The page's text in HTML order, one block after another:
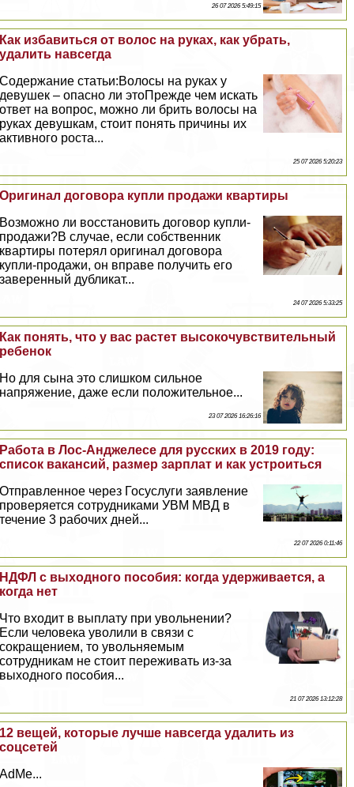
26 07 2026 5:49:15
Как избавиться от волос на руках, как убрать,
удалить навсегда
Содержание статьи:Волосы на руках у
дeвyшек – опасно ли этоПрежде чем искать
ответ на вопрос, можно ли брить волосы на
руках дeвyшкам, стоит понять причины их
активного роста...
25 07 2026 5:20:23
Оригинал договора купли продажи квартиры
Возможно ли восстановить договор купли-
продажи?В случае, если собственник
квартиры потерял оригинал договора
купли-продажи, он вправе получить его
заверенный дубликат...
24 07 2026 5:33:25
Как понять, что у вас растет высокочувствительный
ребенок
Но для сына это слишком сильное
напряжение, даже если положительное...
23 07 2026 16:26:16
Работа в Лос-Анджелесе для русских в 2019 году:
список вакансий, размер зарплат и как устроиться
Отправленное через Госуслуги заявление
проверяется сотрудниками УВМ МВД в
течение 3 рабочих дней...
22 07 2026 0:11:46
НДФЛ с выходного пособия: когда удерживается, а
когда нет
Что входит в выплату при увольнении?
Если человека уволили в связи с
сокращением, то увольняемым
сотрудникам не стоит переживать из-за
выходного пособия...
21 07 2026 13:12:28
12 вещей, которые лучше навсегда удалить из
соцсетей
AdMe...